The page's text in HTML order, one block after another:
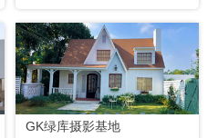
GK绿库摄影基地